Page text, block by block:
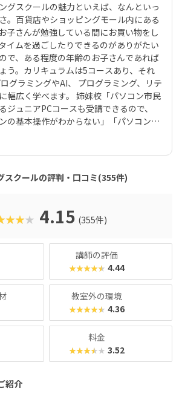
グスクールの魅力といえば、なんといっ
。百貨店やショッピングモール内にある
子さんが勉強している間にお買い物をし
イムを過ごしたりできるのがありがたい
で、ある程度の年齢のお子さんであれば
う。カリキュラムは5コースあり、それ
グラミングやAI、 プログラミング、リテ
幅広く学べます。 姉妹校「パソコン市民
ジュニアPCコースも受講できるので、
の基本操作がわからない」「パソコンで
たい」といったお子さんにもピッタリで
さんの興味に合ったコースが見つかりや
。スタープログラミングスクールは、過
に対するプログラミング教育の普及推
、新潟市の小中学校で授業を実施した実
。やる気があればどんどん高度なものが
込むタイプのお子さんにおすすめの教室
ールで行われるというから驚き。プログ
ちろん、企画書を書いたり、プレゼンを
ルもつけることができます。母体は大人
ールなので、「ついでに自分もスキルア
？」なんてこともできちゃいますよ！
スクールの評判・口コミ(355件)
4.15 (355件)
講師の評価
★★★★★ 4.44
教室外の環境
★★★★★ 4.36
料金
★★★★★ 3.52
紹介